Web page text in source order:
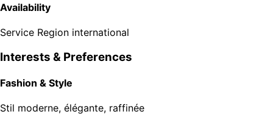
Availability
Service Region international
Interests & Preferences
Fashion & Style
Stil moderne, élégante, raffinée